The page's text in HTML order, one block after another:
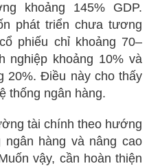
khoảng 145% GDP.
phát triển chưa tương
phiếu chỉ khoảng 70–
nghiệp khoảng 10% và
20%. Điều này cho thấy
thống ngân hàng.
tài chính theo hướng
hàng và nâng cao
vậy, cần hoàn thiện